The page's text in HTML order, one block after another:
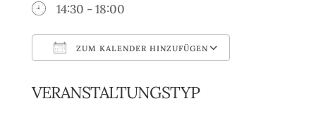
14:30 - 18:00
ZUM KALENDER HINZUFÜGEN
VERANSTALTUNGSTYP